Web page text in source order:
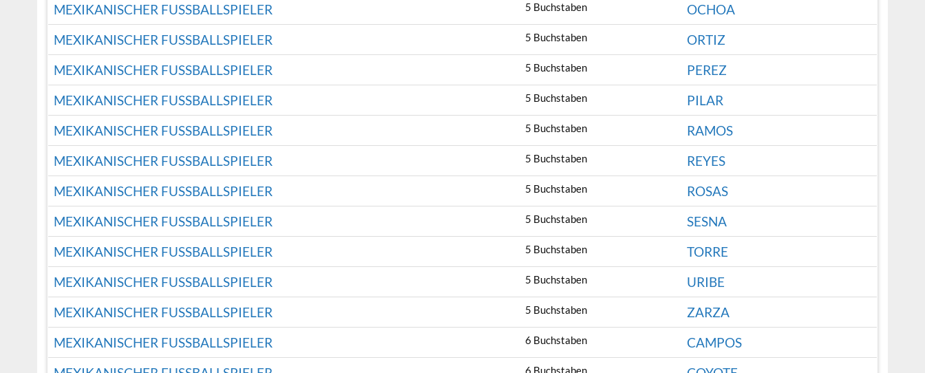
MEXIKANISCHER FUSSBALLSPIELER
5 Buchstaben
OCHOA
MEXIKANISCHER FUSSBALLSPIELER
5 Buchstaben
ORTIZ
MEXIKANISCHER FUSSBALLSPIELER
5 Buchstaben
PEREZ
MEXIKANISCHER FUSSBALLSPIELER
5 Buchstaben
PILAR
MEXIKANISCHER FUSSBALLSPIELER
5 Buchstaben
RAMOS
MEXIKANISCHER FUSSBALLSPIELER
5 Buchstaben
REYES
MEXIKANISCHER FUSSBALLSPIELER
5 Buchstaben
ROSAS
MEXIKANISCHER FUSSBALLSPIELER
5 Buchstaben
SESNA
MEXIKANISCHER FUSSBALLSPIELER
5 Buchstaben
TORRE
MEXIKANISCHER FUSSBALLSPIELER
5 Buchstaben
URIBE
MEXIKANISCHER FUSSBALLSPIELER
5 Buchstaben
ZARZA
MEXIKANISCHER FUSSBALLSPIELER
6 Buchstaben
CAMPOS
6 Buchstaben